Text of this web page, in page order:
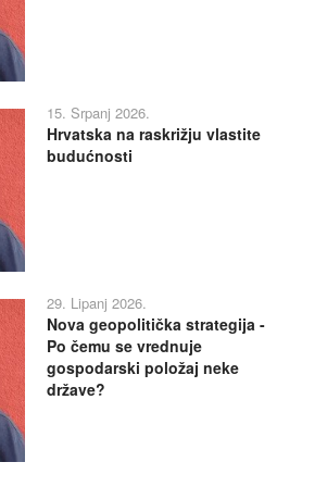
15. Srpanj 2026.
Hrvatska na raskrižju vlastite
budućnosti
29. Lipanj 2026.
Nova geopolitička strategija -
Po čemu se vrednuje
gospodarski položaj neke
države?